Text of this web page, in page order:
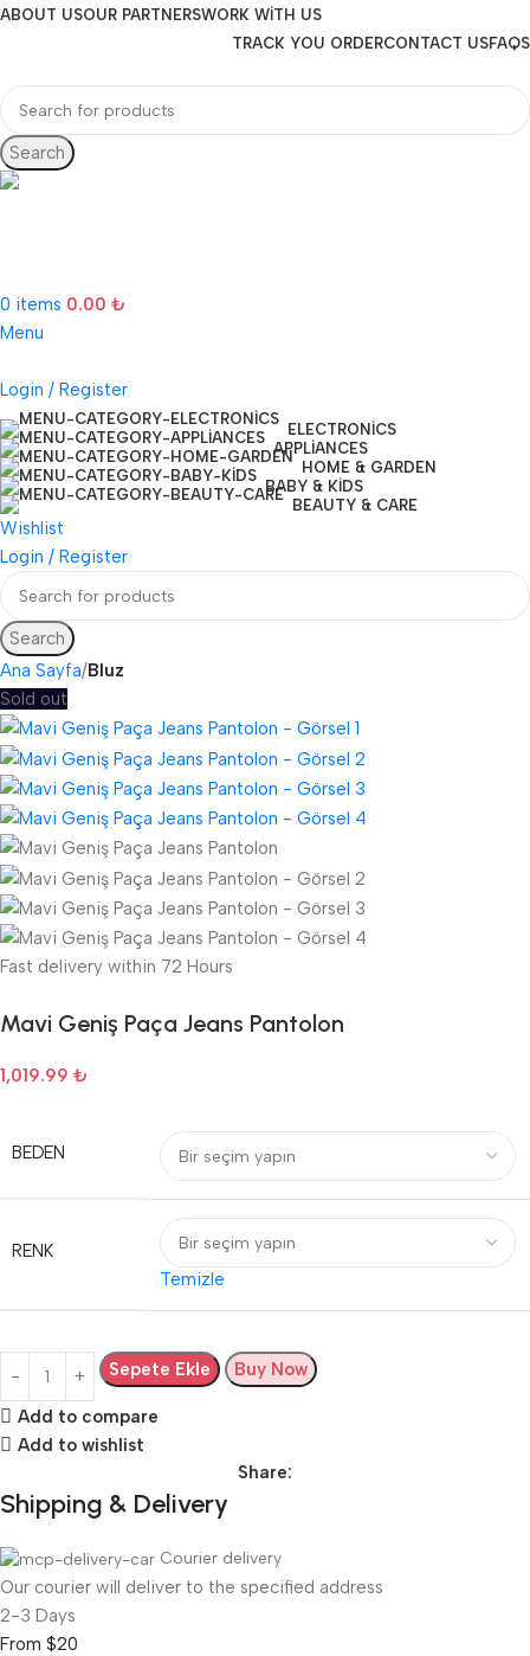
ABOUT USOUR PARTNERSWORK WITH US
TRACK YOU ORDERCONTACT USFAQS
Search
0 items 0.00 ₺
Menu
Login / Register
ELECTRONICS
APPLIANCES
HOME & GARDEN
BABY & KIDS
BEAUTY & CARE
Wishlist
Login / Register
Search
Ana Sayfa Bluz
Sold out
Fast delivery within 72 Hours
Mavi Geniş Paça Jeans Pantolon
1,019.99 ₺
BEDEN
RENK
Temizle
Sepete Ekle Buy Now
Add to compare
Add to wishlist
Share:
Shipping & Delivery
Courier delivery
Our courier will deliver to the specified address
2-3 Days
From $20